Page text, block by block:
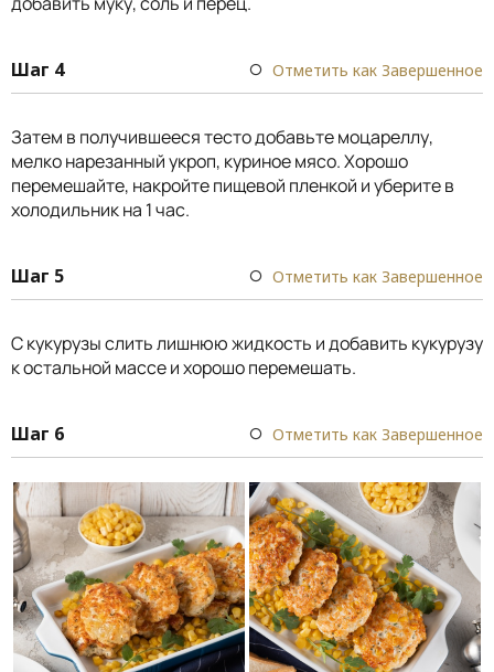
Шаг 4 Отметить как Завершенное
Затем в получившееся тесто добавьте моцареллу,
мелко нарезанный укроп, куриное мясо. Хорошо
перемешайте, накройте пищевой пленкой и уберите в
холодильник на 1 час.
Шаг 5 Отметить как Завершенное
С кукурузы слить лишнюю жидкость и добавить кукурузу
к остальной массе и хорошо перемешать.
Шаг 6 Отметить как Завершенное